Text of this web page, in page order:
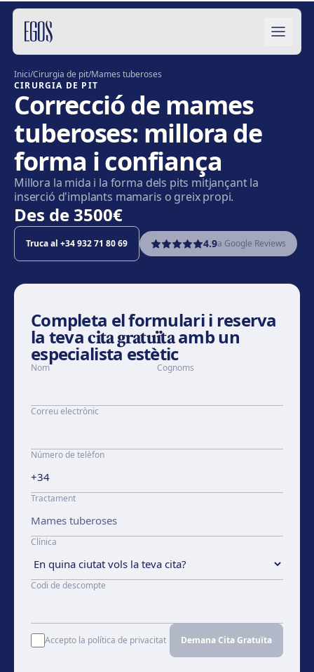
Salta al contingut
Inici/Cirurgia de pit/Mames tuberoses
CIRURGIA DE PIT
Correcció de mames
tuberoses: millora de
forma i confiança
Millora la mida i la forma dels pits mitjançant la
inserció d'implants mamaris o greix propi.
Des de 3500€
Truca al +34 932 71 80 69 4.9a Google Reviews
Completa el formulari i reserva
la tevacita gratuïtaamb un
especialista estètic
Nom Cognoms
Correu electrònic
Número de telèfon
Tractament
Clínica
Codi de descompte
Accepto la política de privacitat Demana Cita Gratuïta